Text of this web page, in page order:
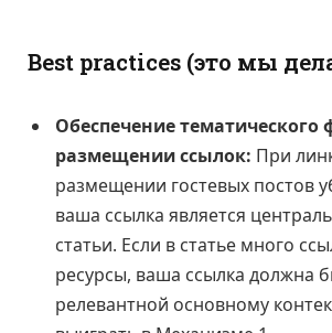
Best practices (это мы
Обеспечение тематического
размещении ссылок: При
размещении гостевых постов
ваша ссылка является
статьи. Если в статье много
ресурсы, ваша ссылка должна
релевантной основному